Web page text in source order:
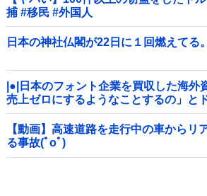
捕 #移民 #外国人
日本の神社仏閣が22日に１回燃えてる。
|●|日本のフォント企業を買収した海外
売上ゼロにするようなことするの」と
方針転換を……
【動画】高速道路を走行中の車からリ
る事故(ﾟoﾟ)